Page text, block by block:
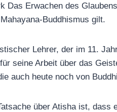
Das Erwachen des
Buddhismus gilt.
Lehrer, der im 11.
seine Arbeit über das
auch heute noch von
über Atisha ist, dass